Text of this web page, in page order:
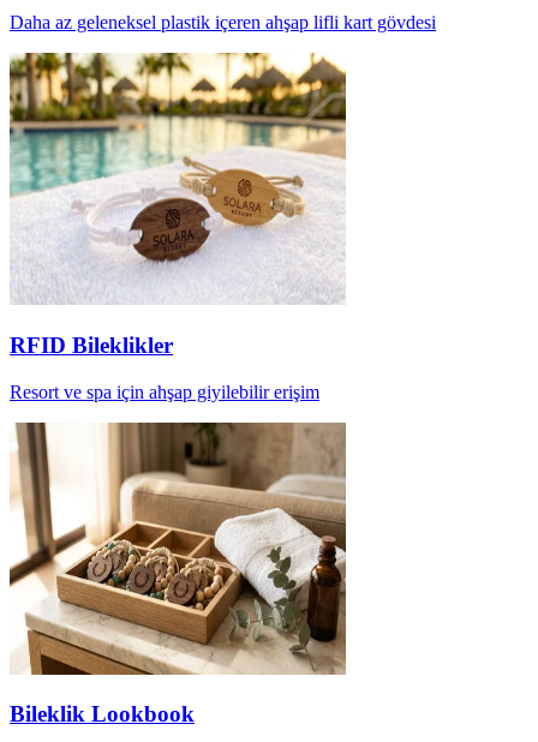
Daha az geleneksel plastik içeren ahşap lifli kart gövdesi
RFID Bileklikler
Resort ve spa için ahşap giyilebilir erişim
Bileklik Lookbook